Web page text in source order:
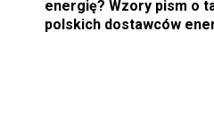
energię? Wzory pism o
polskich dostawców